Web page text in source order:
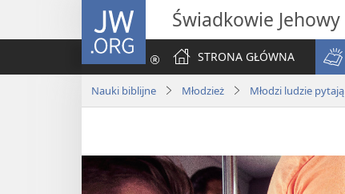
JW.ORG Świadkowie Jehowy
STRONA GŁÓWNA
Nauki biblijne Młodzież Młodzi ludzie pytają